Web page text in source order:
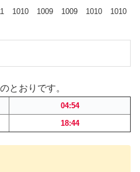
1010 1009 1009 1010 1010
とおりです。
04:54
18:44